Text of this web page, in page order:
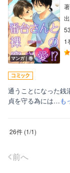
マンガ｜巻
1
通うことになった
貞を守る為には…も
26件 (1/1)
前へ